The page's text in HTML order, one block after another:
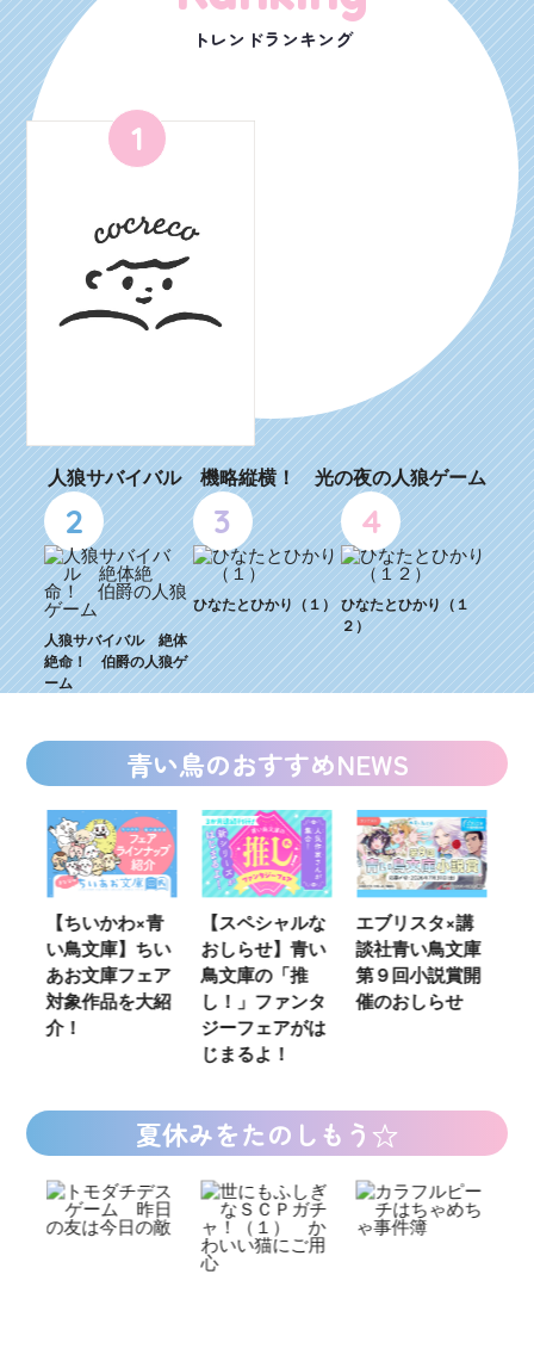
トレンドランキング
1
人狼サバイバル 機略縦横！ 光の夜の人狼ゲーム
2
人狼サバイバル 絶体
絶命！ 伯爵の人狼ゲ
ーム
3
ひなたとひかり（１）
4
ひなたとひかり（１
２）
青い鳥のおすすめNEWS
【ちいかわ×青
い鳥文庫】ちい
あお文庫フェア
対象作品を大紹
介！
【スペシャルな
おしらせ】青い
鳥文庫の「推
し！」ファンタ
ジーフェアがは
じまるよ！
エブリスタ×講
談社青い鳥文庫
第９回小説賞開
催のおしらせ
夏休みをたのしもう☆